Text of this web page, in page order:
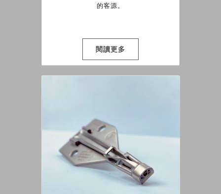
的客源。
閱讀更多